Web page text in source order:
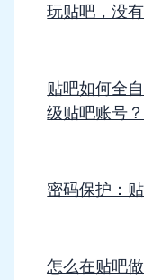
玩贴吧，没
贴吧如何全
级贴吧账号？
密码保护：
怎么在贴吧